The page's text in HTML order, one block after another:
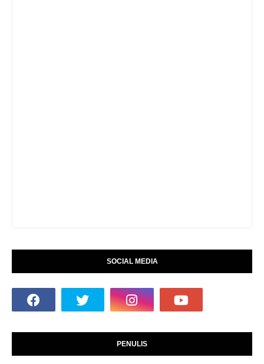
SOCIAL MEDIA
PENULIS